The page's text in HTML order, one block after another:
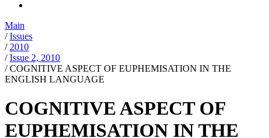
Main
/ Issues
/ 2010
/ Issue 2, 2010
/ COGNITIVE ASPECT OF EUPHEMISATION IN THE
ENGLISH LANGUAGE
COGNITIVE ASPECT OF
EUPHEMISATION IN THE